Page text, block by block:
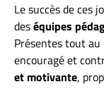
Le succès de ces
deséquipes
Présentes tout
encouragé et
et motivante,